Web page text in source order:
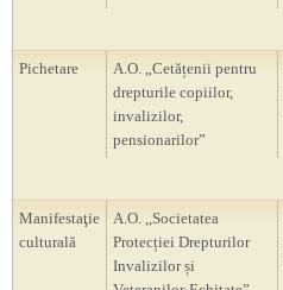
Pichetare
A.O. „Cetățenii pentru
drepturile copiilor,
invalizilor,
pensionarilor”
Manifestaţie
culturală
A.O. ,,Societatea
Protecției Drepturilor
Invalizilor și